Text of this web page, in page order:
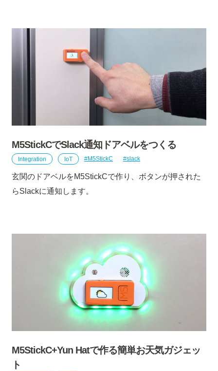
M5StickCでSlack通知ドアベルをつくる
Integration IoT M5StickC slack
玄関のドアベルをM5StickCで作り、ボタンが押された
らSlackに通知します。
M5StickC+Yun Hatで作る簡単お天気ガジェッ
ト